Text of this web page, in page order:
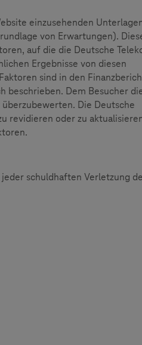
einzusehenden
von Erwartungen).
auf die die Deutsche
Ergebnisse von diesen
sind in den
beschrieben. Dem Besucher
Die Deutsche
revidieren oder zu
schuldhaften Verletzung